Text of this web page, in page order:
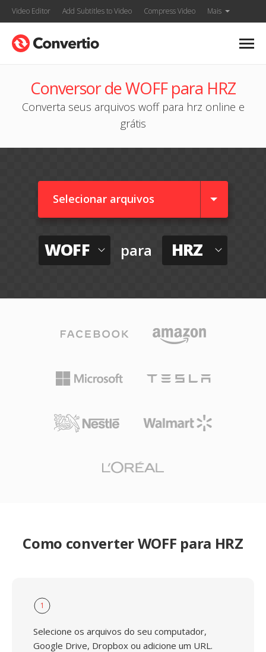
Video Editor Add Subtitles to Video Compress Video Mais
Conversor de WOFF para HRZ
Converta seus arquivos woff para hrz online e
grátis
Selecionar arquivos
WOFF para HRZ
Como converter WOFF para HRZ
1
Selecione os arquivos do seu computador,
Google Drive, Dropbox ou adicione um URL.